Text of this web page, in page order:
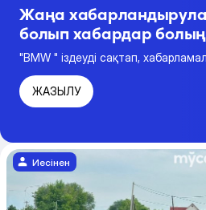
Жаңа
болып хабардар
"BMW " іздеуді сақтап,
ЖАЗЫЛУ
Иесінен